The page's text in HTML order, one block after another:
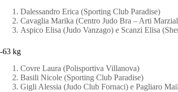
Dalessandro Erica (Sporting Club Paradise)
Cavaglia Marika (Centro Judo Bra – Arti
Aspico Elisa (Judo Vanzago) e Scanzi Elisa
-63 kg
Covre Laura (Polisportiva Villanova)
Basili Nicole (Sporting Club Paradise)
Gigli Alessia (Judo Club Fornaci) e Pagliaro